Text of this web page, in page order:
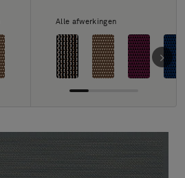
Alle afwerkingen